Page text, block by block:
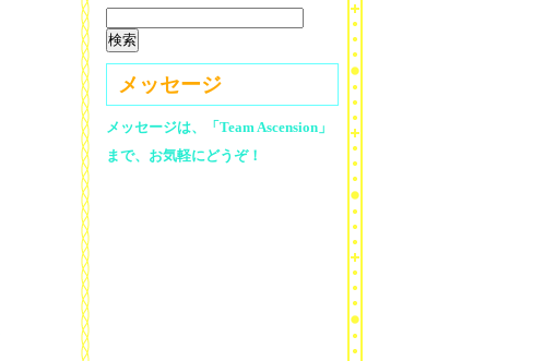
メッセージ
メッセージは、「Team Ascension」
まで、お気軽にどうぞ！